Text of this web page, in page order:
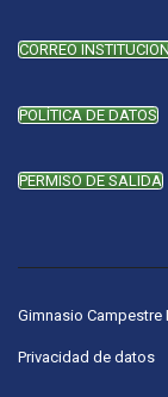
CORREO
POLÍTICA DE DATOS
PERMISO DE SALIDA
Gimnasio Campestre
Privacidad de datos